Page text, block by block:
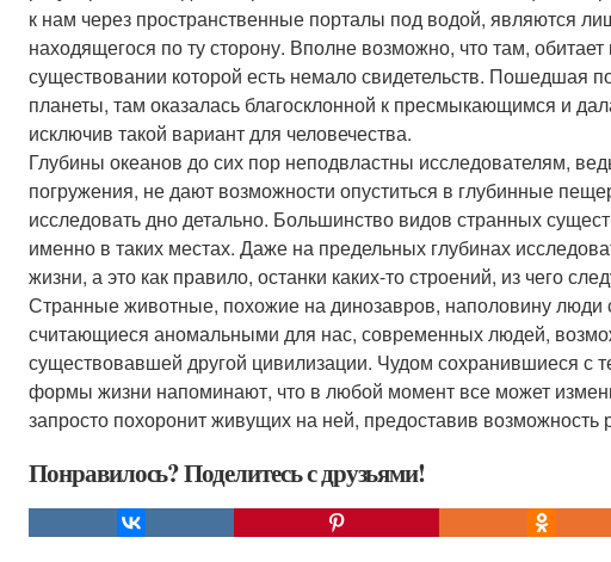
к нам через пространственные порталы под водой, являются
находящегося по ту сторону. Вполне возможно, что там,
существовании которой есть немало свидетельств. Пошедшая
планеты, там оказалась благосклонной к пресмыкающимся и
исключив такой вариант для человечества.
Глубины океанов до сих пор неподвластны исследователям,
погружения, не дают возможности опуститься в глубинные
исследовать дно детально. Большинство видов странных
именно в таких местах. Даже на предельных глубинах
жизни, а это как правило, останки каких-то строений, из чего
Странные животные, похожие на динозавров, наполовину люди
считающиеся аномальными для нас, современных людей,
существовавшей другой цивилизации. Чудом сохранившиеся с
формы жизни напоминают, что в любой момент все может
запросто похоронит живущих на ней, предоставив возможность
Понравилось? Поделитесь с друзьями!